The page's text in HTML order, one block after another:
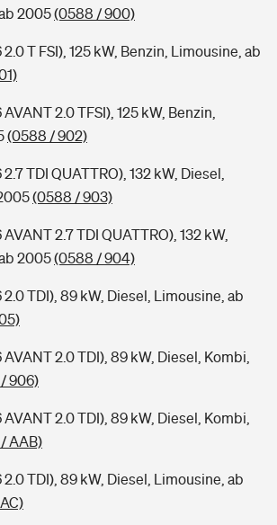
2005(0588 / 900)
T FSI), 125 kW, Benzin, Limousine, ab
2.0 TFSI), 125 kW, Benzin,
(0588 / 902)
TDI QUATTRO), 132 kW, Diesel,
(0588 / 903)
2.7 TDI QUATTRO), 132 kW,
2005(0588 / 904)
TDI), 89 kW, Diesel, Limousine, ab
2.0 TDI), 89 kW, Diesel, Kombi,
906)
2.0 TDI), 89 kW, Diesel, Kombi,
AAB)
TDI), 89 kW, Diesel, Limousine, ab